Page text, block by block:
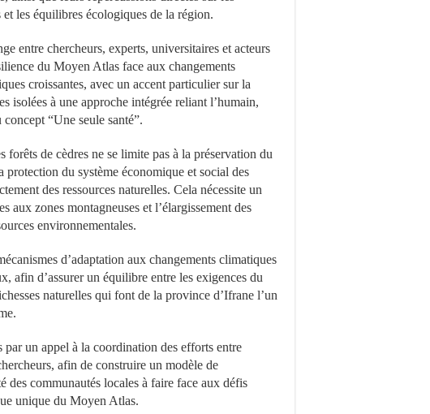
les équilibres écologiques de la région.
entre chercheurs, experts, universitaires et acteurs
du Moyen Atlas face aux changements
croissantes, avec un accent particulier sur la
isolées à une approche intégrée reliant l’humain,
“Une seule santé”.
de cèdres ne se limite pas à la préservation du
du système économique et social des
des ressources naturelles. Cela nécessite un
aux zones montagneuses et l’élargissement des
environnementales.
d’adaptation aux changements climatiques
afin d’assurer un équilibre entre les exigences du
naturelles qui font de la province d’Ifrane l’un
un appel à la coordination des efforts entre
afin de construire un modèle de
des communautés locales à faire face aux défis
unique du Moyen Atlas.